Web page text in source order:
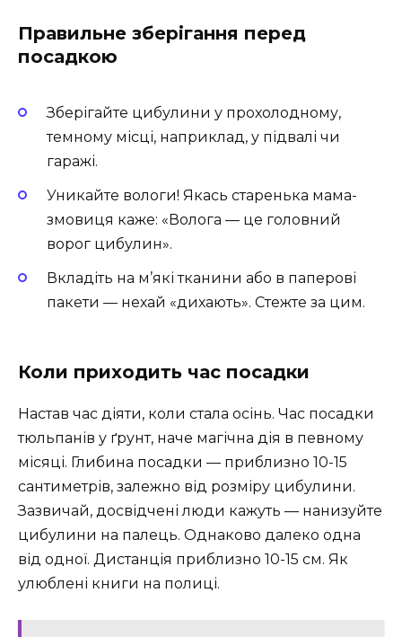
Правильне зберігання перед
посадкою
Зберігайте цибулини у прохолодному,
темному місці, наприклад, у підвалі чи
гаражі.
Уникайте вологи! Якась старенька мама-
змовиця каже: «Волога — це головний
ворог цибулин».
Вкладіть на м’які тканини або в паперові
пакети — нехай «дихають». Стежте за цим.
Коли приходить час посадки
Настав час діяти, коли стала осінь. Час посадки
тюльпанів у ґрунт, наче магічна дія в певному
місяці. Глибина посадки — приблизно 10-15
сантиметрів, залежно від розміру цибулини.
Зазвичай, досвідчені люди кажуть — нанизуйте
цибулини на палець. Однаково далеко одна
від одної. Дистанція приблизно 10-15 см. Як
улюблені книги на полиці.